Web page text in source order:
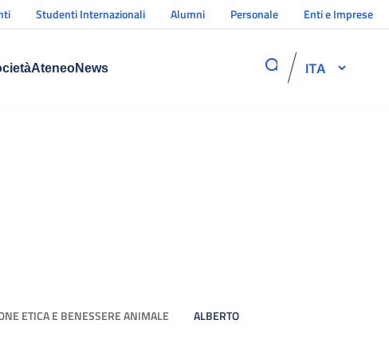
Studenti Internazionali Alumni Personale Enti e Imprese
AteneoNews ITA
ETICA E BENESSERE ANIMALE
ALBERTO